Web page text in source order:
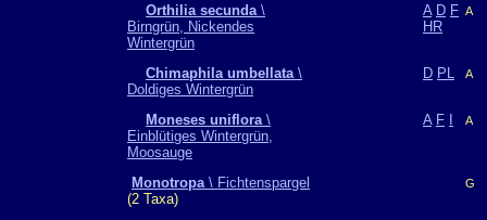
Orthilia secunda\
Birngrün, Nickendes
Wintergrün
A D F
HR
A
Chimaphila umbellata\
Doldiges Wintergrün
D PL A
Moneses uniflora\
Einblütiges Wintergrün,
Moosauge
A F A
Monotropa\ Fichtenspargel
(2 Taxa)
G